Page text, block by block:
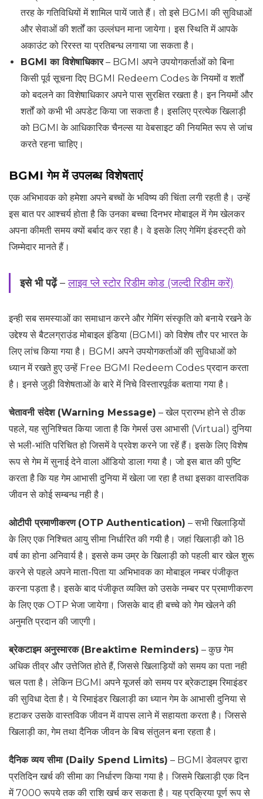
तरह के गतिविधियों में शामिल पायें जाते हैं। तो इसे BGMI की सुविधाओं
और सेवाओं की शर्तों का उल्लंघन माना जायेगा। इस स्थिति में आपके
अकाउंट को रिरस्त या प्रतिबन्ध लगाया जा सकता है।
BGMI का विशेषाधिकार– BGMI अपने उपयोगकर्ताओं को बिना
किसी पूर्व सूचना दिए BGMI Redeem Codes के नियमों व शर्तों
को बदलने का विशेषाधिकार अपने पास सुरक्षित रखता है। इन नियमों और
शर्तों को कभी भी अपडेट किया जा सकता है। इसलिए प्रत्येक खिलाड़ी
को BGMI के आधिकारिक चैनल्स या वेबसाइट की नियमित रूप से जांच
करते रहना चाहिए।
BGMI गेम में उपलब्ध विशेषताएं
एक अभिभावक को हमेशा अपने बच्चों के भविष्य की चिंता लगी रहती है। उन्हें
इस बात पर आश्चर्य होता है कि उनका बच्चा दिनभर मोबाइल में गेम खेलकर
अपना कीमती समय क्यों बर्बाद कर रहा है। वे इसके लिए गेमिंग इंडस्ट्री को
जिम्मेदार मानते हैं।
इसे भी पढ़ें–लाइव प्ले स्टोर रिडीम कोड (जल्दी रिडीम करें)
इन्ही सब समस्याओं का समाधान करने और गेमिंग संस्कृति को बनाये रखने के
उद्देश्य से बैटलग्राउंड मोबाइल इंडिया (BGMI) को विशेष तौर पर भारत के
लिए लांच किया गया है। BGMI अपने उपयोगकर्ताओं की सुविधाओं को
ध्यान में रखते हुए उन्हें Free BGMI Redeem Codes प्रदान करता
है। इनसे जुड़ी विशेषताओं के बारे में निचे विस्तारपूर्वक बताया गया है।
चेतावनी संदेश (Warning Message) – खेल प्रारम्भ होने से ठीक
पहले, यह सुनिश्चित किया जाता है कि गेमर्स उस आभासी (Virtual) दुनिया
से भली-भांति परिचित हो जिसमें वे प्रवेश करने जा रहें हैं। इसके लिए विशेष
रूप से गेम में सुनाई देने वाला ऑडियो डाला गया है। जो इस बात की पुष्टि
करता है कि यह गेम आभासी दुनिया में खेला जा रहा है तथा इसका वास्तविक
जीवन से कोई सम्बन्ध नही है।
ओटीपी प्रमाणीकरण (OTP Authentication) – सभी खिलाड़ियों
के लिए एक निश्चित आयु सीमा निर्धारित की गयी है। जहां खिलाड़ी को 18
वर्ष का होना अनिवार्य है। इससे कम उम्र के खिलाड़ी को पहली बार खेल शुरू
करने से पहले अपने माता-पिता या अभिभावक का मोबाइल नम्बर पंजीकृत
करना पड़ता है। इसके बाद पंजीकृत व्यक्ति को उसके नम्बर पर प्रमाणीकरण
के लिए एक OTP भेजा जायेगा। जिसके बाद ही बच्चे को गेम खेलने की
अनुमति प्रदान की जाएगी।
ब्रेकटाइम अनुस्मारक (Breaktime Reminders) – कुछ गेम
अधिक तीव्र और उत्तेजित होते हैं, जिससे खिलाड़ियों को समय का पता नही
चल पता है। लेकिन BGMI अपने यूजर्स को समय पर ब्रेकटाइम रिमाइंडर
की सुविधा देता है। ये रिमाइंडर खिलाड़ी का ध्यान गेम के आभासी दुनिया से
हटाकर उसके वास्तविक जीवन में वापस लाने में सहायता करता है। जिससे
खिलाड़ी का, गेम तथा दैनिक जीवन के बिच संतुलन बना रहता है।
दैनिक व्यय सीमा (Daily Spend Limits) – BGMI डेवलपर द्वारा
प्रतिदिन खर्च की सीमा का निर्धारण किया गया है। जिसमे खिलाड़ी एक दिन
में 7000 रूपये तक की राशि खर्च कर सकता है। यह प्रक्रिया पूर्ण रूप से